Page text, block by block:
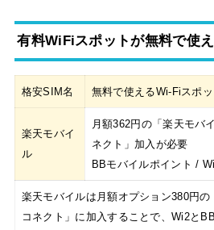
有料WiFiスポットが無料で使
格安SIM名 無料で使えるWi-Fiスポッ
楽天モバイ
ル
月額362円の「楽天モバ
ネクト」加入が必要
BBモバイルポイント /
楽天モバイルは月額オプション380円
コネクト」に加入することで、Wi2と